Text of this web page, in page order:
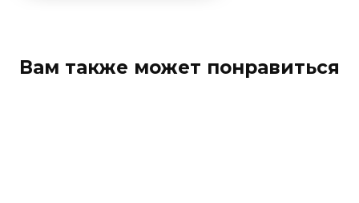
Вам также может понравиться